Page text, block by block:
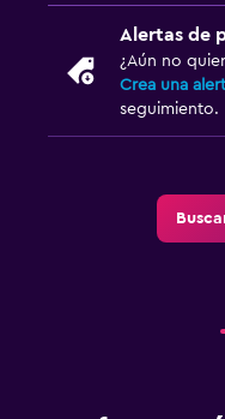
Alertas de
¿Aún no
Crea una
seguimiento.